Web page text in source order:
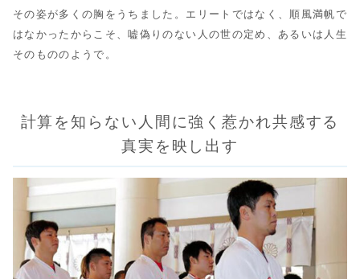
その姿が多くの胸をうちました。エリートではなく、順風満帆で
はなかったからこそ、嘘偽りのない人の世の定め、あるいは人生
そのもののようで。
計算を知らない人間に強く惹かれ共感する
真実を映し出す